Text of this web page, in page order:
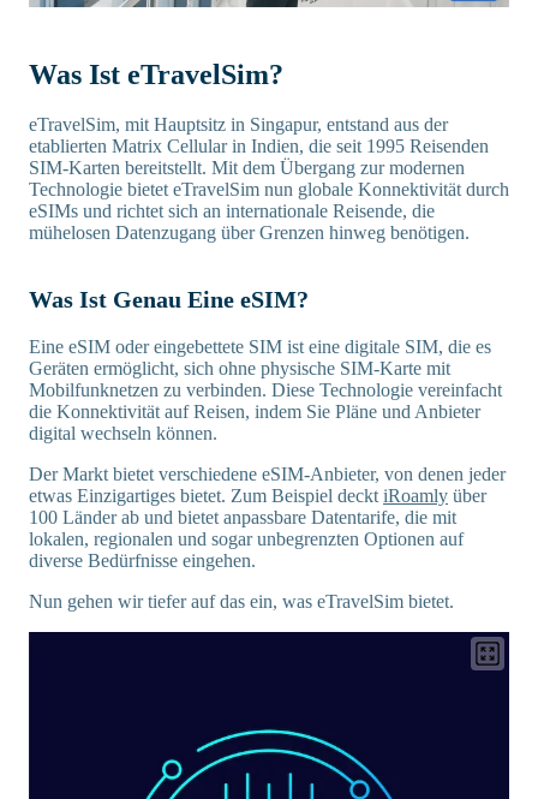
Was Ist eTravelSim?
eTravelSim, mit Hauptsitz in Singapur, entstand aus der
etablierten Matrix Cellular in Indien, die seit 1995 Reisenden
SIM-Karten bereitstellt. Mit dem Übergang zur modernen
Technologie bietet eTravelSim nun globale Konnektivität durch
eSIMs und richtet sich an internationale Reisende, die
mühelosen Datenzugang über Grenzen hinweg benötigen.
Was Ist Genau Eine eSIM?
Eine eSIM oder eingebettete SIM ist eine digitale SIM, die es
Geräten ermöglicht, sich ohne physische SIM-Karte mit
Mobilfunknetzen zu verbinden. Diese Technologie vereinfacht
die Konnektivität auf Reisen, indem Sie Pläne und Anbieter
digital wechseln können.
Der Markt bietet verschiedene eSIM-Anbieter, von denen jeder
etwas Einzigartiges bietet. Zum Beispiel deckt iRoamly über
100 Länder ab und bietet anpassbare Datentarife, die mit
lokalen, regionalen und sogar unbegrenzten Optionen auf
diverse Bedürfnisse eingehen.
Nun gehen wir tiefer auf das ein, was eTravelSim bietet.